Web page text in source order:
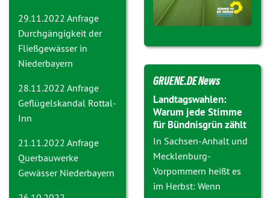
29.11.2022 Anfrage
Durchgängigkeit der
Fließgewässer in
Niederbayern
28.11.2022 Anfrage
Geflügelskandal Rottal-
Inn
21.11.2022 Anfrage
Querbauwerke
Gewässer Niederbayern
GRUENE.DE News
Landtagswahlen:
Warum jede Stimme
für Bündnisgrün zählt
In Sachsen-Anhalt und
Mecklenburg-
Vorpommern heißt es
im Herbst: Wenn